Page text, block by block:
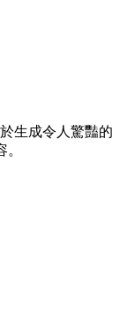
生成令人驚豔的